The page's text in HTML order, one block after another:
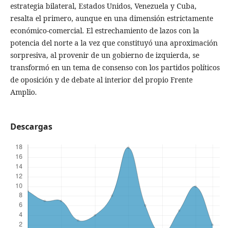
estrategia bilateral, Estados Unidos, Venezuela y Cuba,
resalta el primero, aunque en una dimensión estrictamente
económico-comercial. El estrechamiento de lazos con la
potencia del norte a la vez que constituyó una aproximación
sorpresiva, al provenir de un gobierno de izquierda, se
transformó en un tema de consenso con los partidos políticos
de oposición y de debate al interior del propio Frente
Amplio.
Descargas